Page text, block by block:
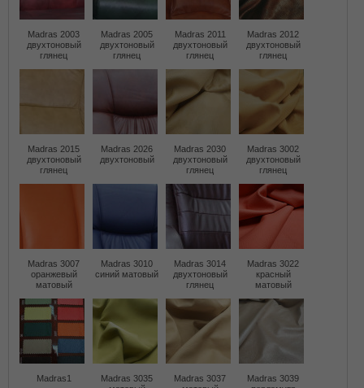
Madras 2003
двухтоновый
глянец
Madras 2005
двухтоновый
глянец
Madras 2011
двухтоновый
глянец
Madras 2012
двухтоновый
глянец
Madras 2015
двухтоновый
глянец
Madras 2026
двухтоновый
Madras 2030
двухтоновый
глянец
Madras 3002
двухтоновый
глянец
Madras 3007
оранжевый
матовый
Madras 3010
синий матовый
Madras 3014
двухтоновый
глянец
Madras 3022
красный
матовый
Madras1
Madras 3035
Madras 3037
Madras 3039